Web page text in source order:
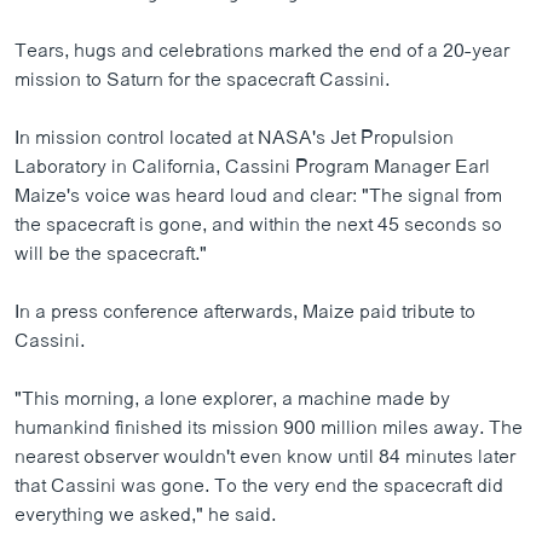
Tears, hugs and celebrations marked the end of a 20-year
mission to Saturn for the spacecraft Cassini.
In mission control located at NASA's Jet Propulsion
Laboratory in California, Cassini Program Manager Earl
Maize's voice was heard loud and clear: "The signal from
the spacecraft is gone, and within the next 45 seconds so
will be the spacecraft."
In a press conference afterwards, Maize paid tribute to
Cassini.
"This morning, a lone explorer, a machine made by
humankind finished its mission 900 million miles away. The
nearest observer wouldn't even know until 84 minutes later
that Cassini was gone. To the very end the spacecraft did
everything we asked," he said.